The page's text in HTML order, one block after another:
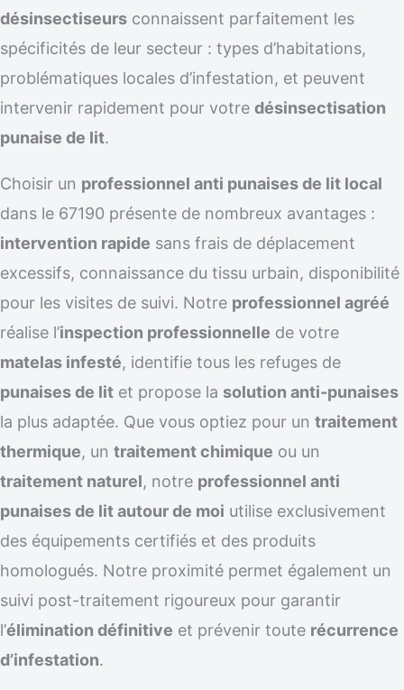
désinsectiseurs connaissent parfaitement les
spécificités de leur secteur : types d’habitations,
problématiques locales d’infestation, et peuvent
intervenir rapidement pour votre désinsectisation
punaise de lit.
Choisir un professionnel anti punaises de lit local
dans le 67190 présente de nombreux avantages :
intervention rapide sans frais de déplacement
excessifs, connaissance du tissu urbain, disponibilité
pour les visites de suivi. Notre professionnel agréé
réalise l’inspection professionnelle de votre
matelas infesté, identifie tous les refuges de
punaises de lit et propose la solution anti-punaises
la plus adaptée. Que vous optiez pour un traitement
thermique, un traitement chimique ou un
traitement naturel, notre professionnel anti
punaises de lit autour de moi utilise exclusivement
des équipements certifiés et des produits
homologués. Notre proximité permet également un
suivi post-traitement rigoureux pour garantir
l’élimination définitive et prévenir toute récurrence
d’infestation.